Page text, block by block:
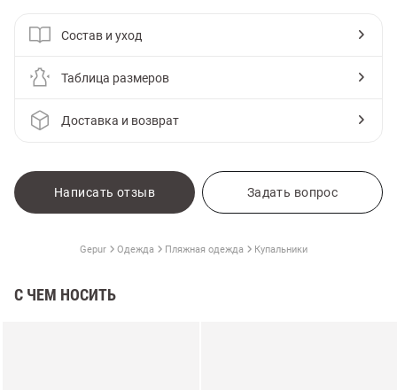
Состав и уход
Таблица размеров
Доставка и возврат
Написать отзыв Задать вопрос
Gepur Одежда Пляжная одежда Купальники
С ЧЕМ НОСИТЬ